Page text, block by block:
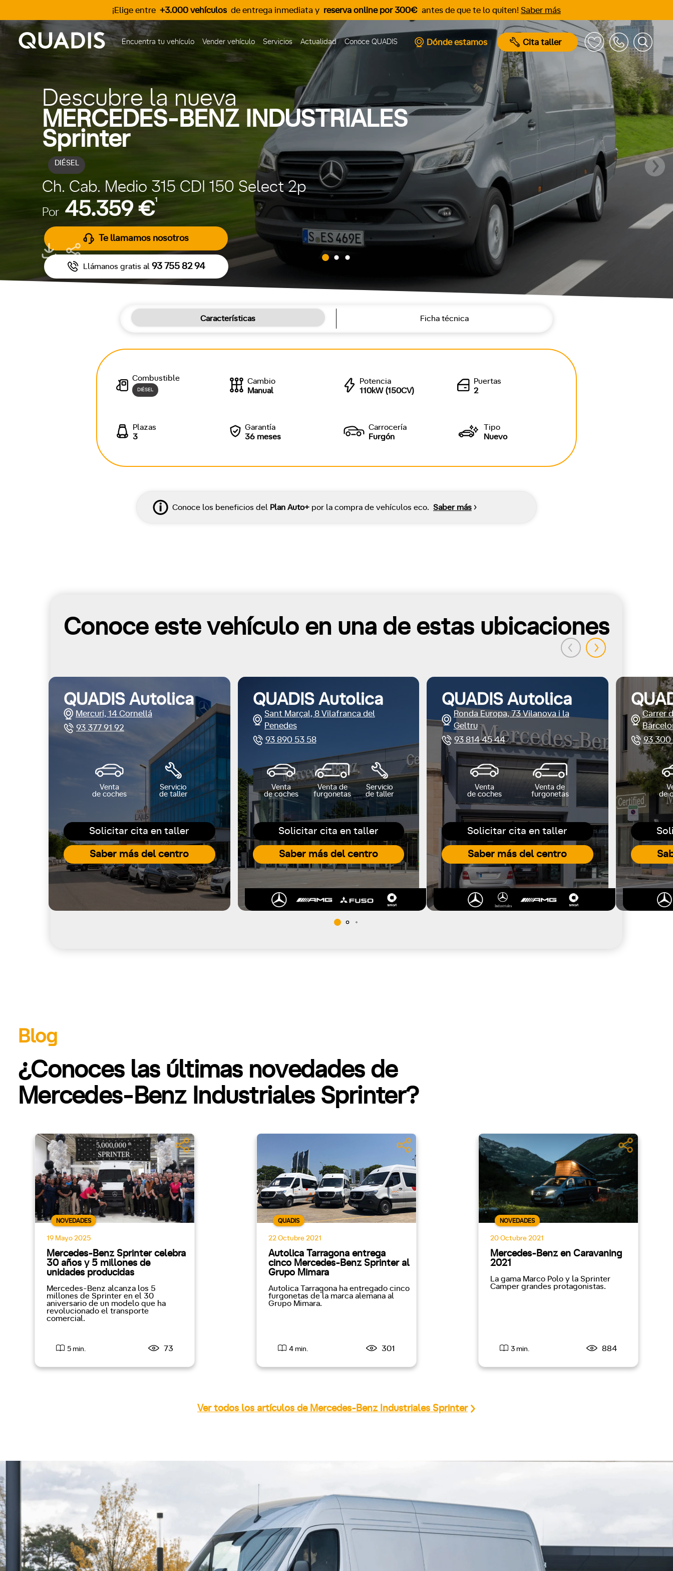
¡Elige entre +3.000 vehículos de entrega inmediata y reserva online por 300€ antes de que te lo quiten! Saber más
Encuentra tu vehículo Vender vehículo Servicios Actualidad Conoce QUADIS Dónde estamos Cita taller
Descubre la nueva
MERCEDES-BENZ INDUSTRIALES
Sprinter
DIÉSEL
Ch. Cab. Medio 315 CDI 150 Select 2p
Por 45.359 €1
Te llamamos nosotros
Llámanos gratis al 93 755 82 94
Características Ficha técnica
Combustible
DIÉSEL
Cambio
Manual
Potencia
110kW (150CV)
Puertas
2
Plazas
3
Garantía
36 meses
Carrocería
Furgón
Tipo
Nuevo
Conoce los beneficios del Plan Auto+ por la compra de vehículos eco. Saber más
Conoce este vehículo en una de estas ubicaciones
Solicitar cita en taller
Saber más del centro
QUADIS Autolica
Mercuri, 14 Cornellá
93 377 91 92
Venta
de coches
Servicio
de taller
Solicitar cita en taller
Saber más del centro
QUADIS Autolica
Sant Marçal, 8 Vilafranca del
Penedes
93 890 53 58
Venta
de coches
Venta de
furgonetas
Servicio
de taller
Solicitar cita en taller
Saber más del centro
QUADIS Autolica
Ronda Europa, 73 Vilanova i la
Geltru
93 814 45 44
Venta
de coches
Venta de
furgonetas
Carrer
93 300
de
Blog
¿Conoces las últimas novedades de
Mercedes-Benz Industriales Sprinter?
NOVEDADES
19 Mayo 2025
Mercedes-Benz Sprinter celebra
30 años y 5 millones de
unidades producidas
Mercedes-Benz alcanza los 5
millones de Sprinter en el 30
aniversario de un modelo que ha
revolucionado el transporte
comercial.
5 min. 73
QUADIS
22 Octubre 2021
Autolica Tarragona entrega
cinco Mercedes-Benz Sprinter al
Grupo Mimara
Autolica Tarragona ha entregado cinco
furgonetas de la marca alemana al
Grupo Mimara.
4 min. 301
NOVEDADES
20 Octubre 2021
Mercedes-Benz en Caravaning
2021
La gama Marco Polo y la Sprinter
Camper grandes protagonistas.
3 min. 884
Ver todos los artículos de Mercedes-Benz Industriales Sprinter